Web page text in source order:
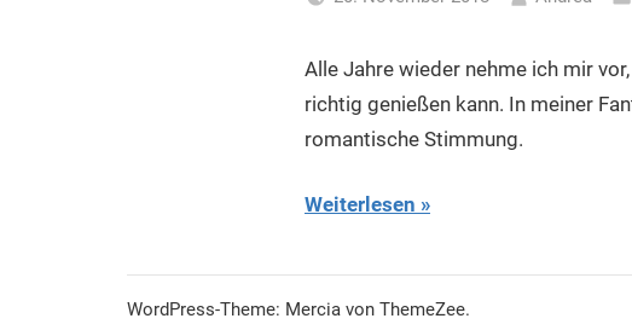
Alle Jahre wieder nehme ich mir
richtig genießen kann. In meiner
romantische Stimmung.
Weiterlesen
WordPress-Theme: Mercia von ThemeZee.